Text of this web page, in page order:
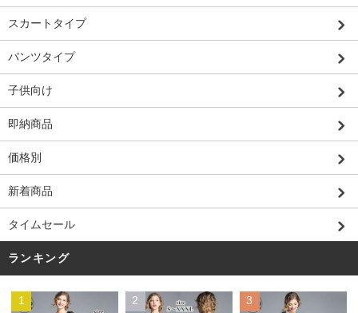
スカートタイプ
パンツタイプ
子供向け
即納商品
価格別
新着商品
タイムセール
ランキング
1 2 3